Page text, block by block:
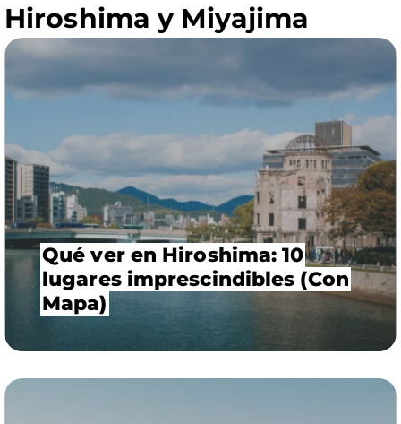
Hiroshima y Miyajima
Qué ver en Hiroshima: 10
lugares imprescindibles (Con
Mapa)